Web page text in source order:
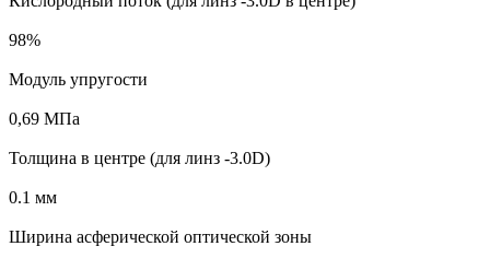
98%
Модуль упругости
0,69 MПa
Толщина в центре (для линз -3.0D)
0.1 мм
Ширина асферической оптической зоны